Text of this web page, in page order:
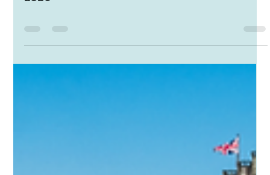
טעויות נפוצות ברילוקיישן - עלונדון אפריל